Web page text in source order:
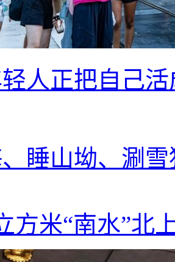
人正把自己活
睡山坳、涮
方米“南水”北